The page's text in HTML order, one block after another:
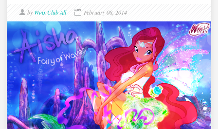
by Winx Club All February 08, 2014